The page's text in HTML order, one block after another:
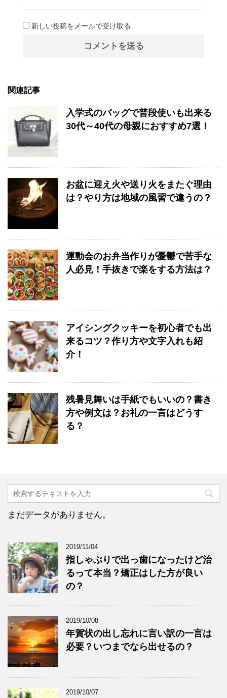
新しい投稿をメールで受け取る
関連記事
入学式のバッグで普段使いも出来る
30代～40代の母親におすすめ7選！
お盆に迎え火や送り火をまたぐ理由
は？やり方は地域の風習で違うの？
運動会のお弁当作りが憂鬱で苦手な
人必見！手抜きで楽をする方法は？
アイシングクッキーを初心者でも出
来るコツ？作り方や文字入れも紹
介！
残暑見舞いは手紙でもいいの？書き
方や例文は？お礼の一言はどうす
る？
まだデータがありません。
2019/11/04
指しゃぶりで出っ歯になったけど治
るって本当？矯正はした方が良い
の？
2019/10/08
年賀状の出し忘れに言い訳の一言は
必要？いつまでなら出せるの？
2019/10/07